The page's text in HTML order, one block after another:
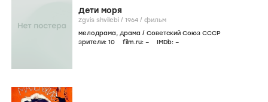
Дети моря
Zgvis shvilebi / 1964 / фильм
мелодрама, драма / Советский Союз СССР
зрители: 10 film.ru: – IMDb: –